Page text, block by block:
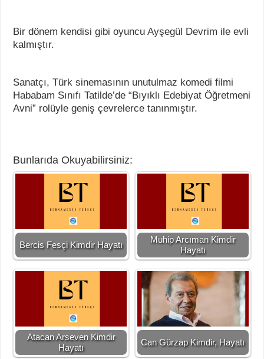
Bir dönem kendisi gibi oyuncu Ayşegül Devrim ile evli
kalmıştır.
Sanatçı, Türk sinemasının unutulmaz komedi filmi
Hababam Sınıfı Tatilde’de “Bıyıklı Edebiyat Öğretmeni
Avni” rolüyle geniş çevrelerce tanınmıştır.
Bunlarıda Okuyabilirsiniz:
Bercis Fesçi Kimdir Hayatı
Muhip Arcıman Kimdir
Hayatı
Atacan Arseven Kimdir
Hayatı
Can Gürzap Kimdir, Hayatı